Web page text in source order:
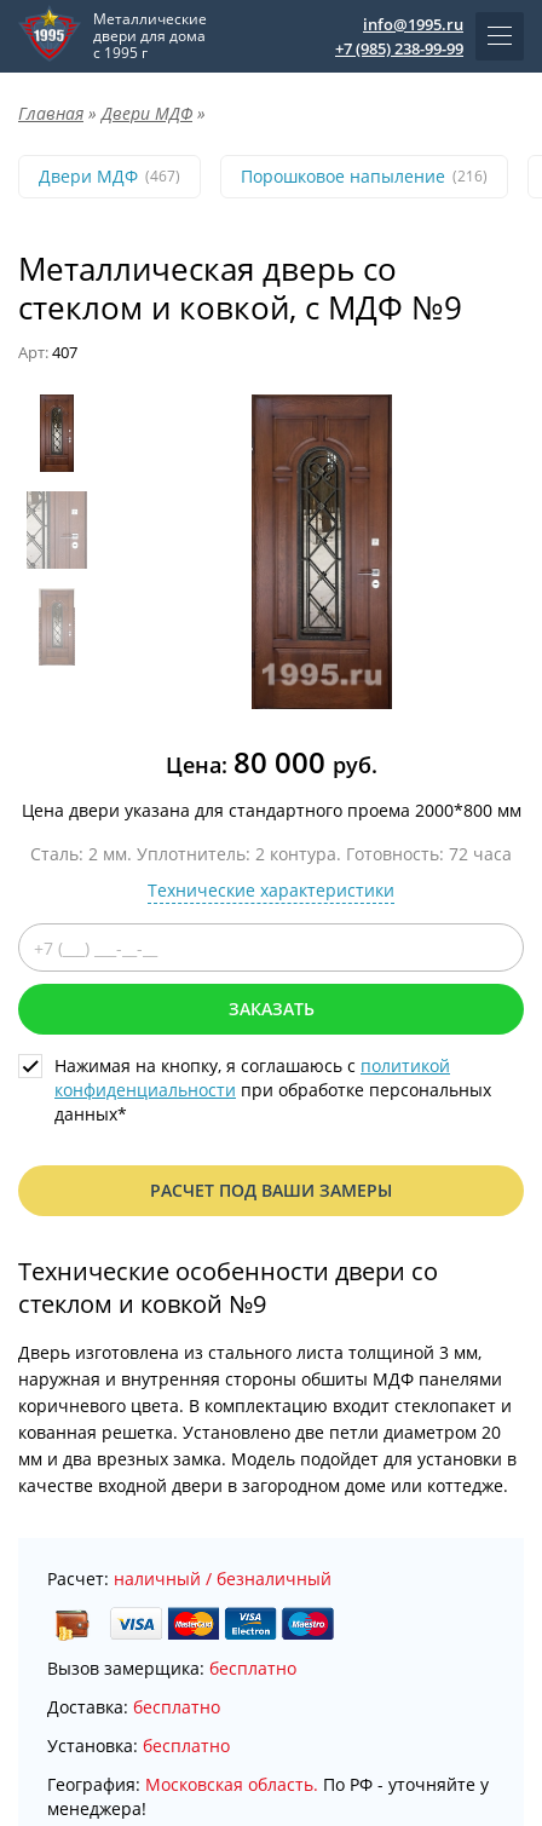
Металлические
двери для дома
с 1995 г
info@1995.ru
+7 (985) 238-99-99
Главная » Двери МДФ »
Двери МДФ (467) Порошковое напыление (216)
Металлическая дверь со
стеклом и ковкой, с МДФ №9
Арт:407
Цена: 80 000 руб.
Цена двери указана для стандартного проема 2000*800 мм
Сталь: 2 мм. Уплотнитель: 2 контура. Готовность: 72 часа
Технические характеристики
ЗАКАЗАТЬ
Нажимая на кнопку, я соглашаюсь с политикой
конфиденциальности при обработке персональных
данных*
РАСЧЕТ ПОД ВАШИ ЗАМЕРЫ
Технические особенности двери со
стеклом и ковкой №9
Дверь изготовлена из стального листа толщиной 3 мм,
наружная и внутренняя стороны обшиты МДФ панелями
коричневого цвета. В комплектацию входит стеклопакет и
кованная решетка. Установлено две петли диаметром 20
мм и два врезных замка. Модель подойдет для установки в
качестве входной двери в загородном доме или коттедже.
Расчет: наличный / безналичный
Вызов замерщика: бесплатно
Доставка: бесплатно
Установка: бесплатно
География: Московская область. По РФ - уточняйте у
менеджера!